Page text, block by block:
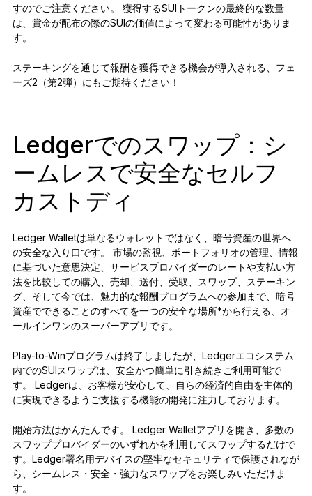
すのでご注意ください。 獲得するSUIトークンの最終的な数量
は、賞金が配布の際のSUIの価値によって変わる可能性がありま
す。
ステーキングを通じて報酬を獲得できる機会が導入される、フェ
ーズ2（第2弾）にもご期待ください！
Ledgerでのスワップ：シ
ームレスで安全なセルフ
カストディ
Ledger Walletは単なるウォレットではなく、暗号資産の世界へ
の安全な入り口です。 市場の監視、ポートフォリオの管理、情報
に基づいた意思決定、サービスプロバイダーのレートや支払い方
法を比較しての購入、売却、送付、受取、スワップ、ステーキン
グ、そして今では、魅力的な報酬プログラムへの参加まで、暗号
資産でできることのすべてを一つの安全な場所*から行える、オ
ールインワンのスーパーアプリです。
Play-to-Winプログラムは終了しましたが、Ledgerエコシステム
内でのSUIスワップは、安全かつ簡単に引き続きご利用可能で
す。 Ledgerは、お客様が安心して、自らの経済的自由を主体的
に実現できるようご支援する機能の開発に注力しております。
開始方法はかんたんです。 Ledger Walletアプリを開き、多数の
スワッププロバイダーのいずれかを利用してスワップするだけで
す。Ledger署名用デバイスの堅牢なセキュリティで保護されなが
ら、シームレス・安全・強力なスワップをお楽しみいただけま
す。